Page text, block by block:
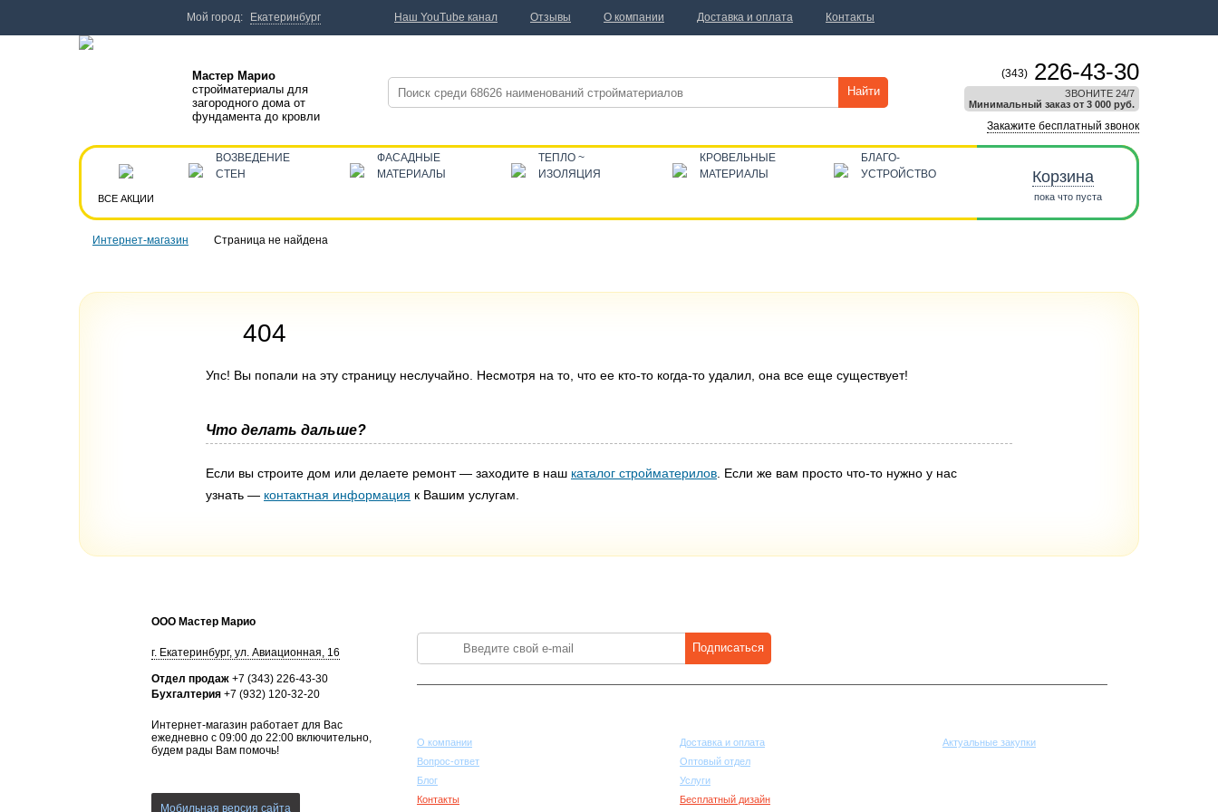
Интернет-магазин Страница не найдена
404
Упс! Вы попали на эту страницу неслучайно. Несмотря на то, что ее кто-то когда-то удалил, она все еще существует!
Что делать дальше?
Если вы строите дом или делаете ремонт — заходите в наш каталог стройматерилов . Если же вам просто что-то нужно у нас
узнать — контактная информация к Вашим услугам.
Мастер Марио
стройматериалы для
загородного дома от
фундамента до кровли
Найти
(343) 226-43-30
ЗВОНИТЕ 24/7
Минимальный заказ от 3 000 руб.
Закажите бесплатный звонок
ВСЕ АКЦИИ
ВОЗВЕДЕНИЕ
СТЕН
ФАСАДНЫЕ
МАТЕРИАЛЫ
ТЕПЛО ~
ИЗОЛЯЦИЯ
КРОВЕЛЬНЫЕ
МАТЕРИАЛЫ
БЛАГО-
УСТРОЙСТВО
Корзина
пока что пуста
ООО Мастер Марио
г. Екатеринбург, ул. Авиационная, 16
Отдел продаж +7 (343) 226-43-30
Бухгалтерия +7 (932) 120-32-20
Интернет-магазин работает для Вас
ежедневно с 09:00 до 22:00 включительно,
будем рады Вам помочь!
Мобильная версия сайта
Подписаться
О компании
Вопрос-ответ
Блог
Контакты
Доставка и оплата
Оптовый отдел
Услуги
Бесплатный дизайн
Актуальные закупки
Мой город: Екатеринбург Наш YouTube канал Отзывы О компании Доставка и оплата Контакты